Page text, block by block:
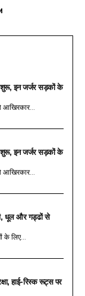
शुरू, इन जर्जर सड़कों के
आखिरकार...
शुरू, इन जर्जर सड़कों के
आखिरकार...
धूल और गड्ढों से
के लिए...
हाई-रिस्क रूट्स पर